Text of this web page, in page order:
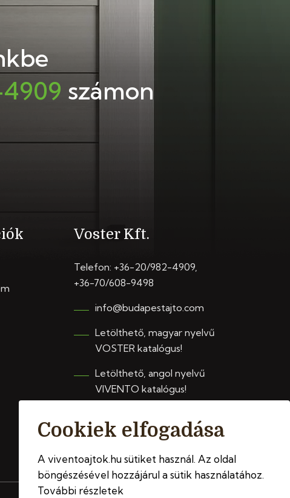
Cookiek elfogadása
A viventoajtok.hu sütiket használ. Az oldal
böngészésével hozzájárul a sütik használatához.
További részletek
számon
Voster Kft.
Telefon: +36-20/982-4909
+36-70/608-9498
info@budapestajto.com
Letölthető, magyar nyelvű
VOSTER katalógus!
Letölthető, angol nyelvű
VIVENTO katalógus!